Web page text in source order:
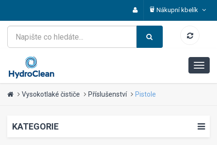
Nákupní kbelík
Vysokotlaké čističe Příslušenství Pistole
KATEGORIE